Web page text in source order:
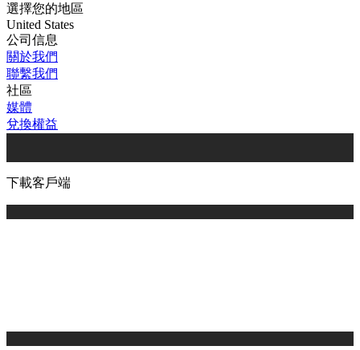
選擇您的地區
United States
公司信息
關於我們
聯繫我們
社區
媒體
兌換權益
下載客戶端